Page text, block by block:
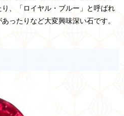
、「ロイヤル・ブルー」と呼ばれ
ったりなど大変興味深い石です。